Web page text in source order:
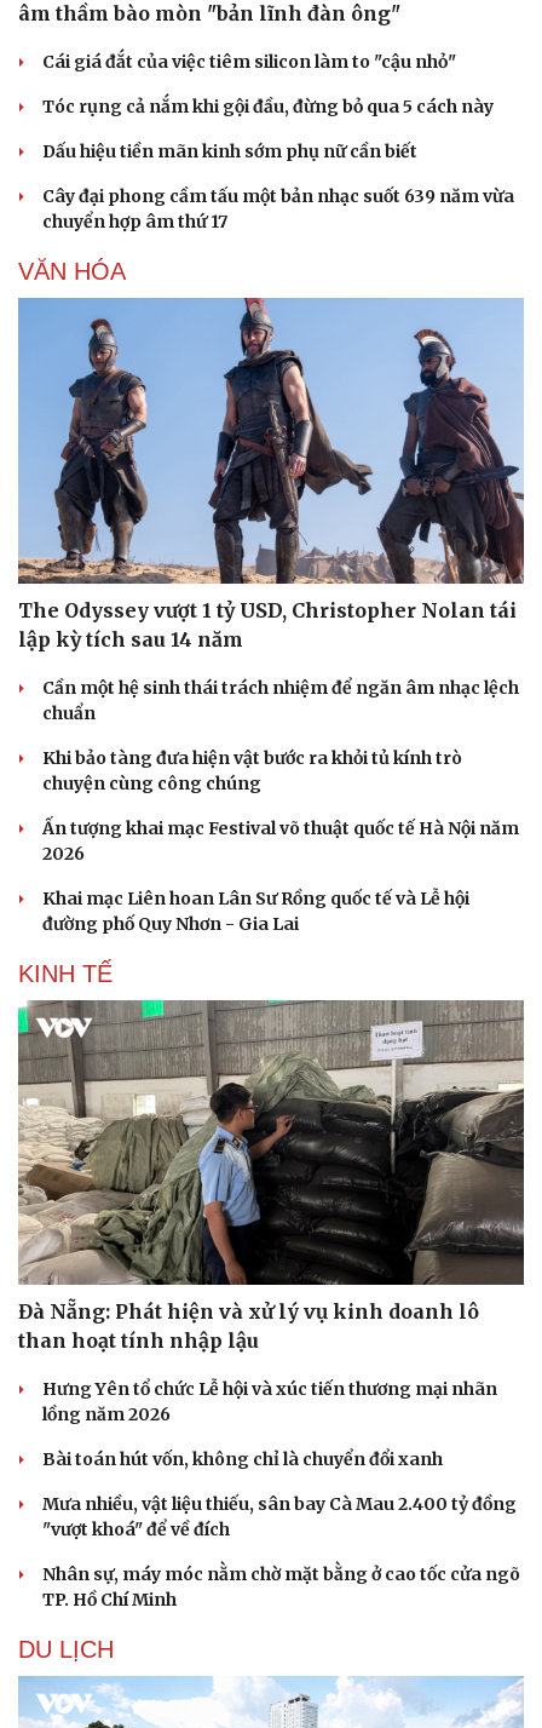
Dinh dưỡng - món ngon
Cây thuốc
Sản phụ khoa
Nhi khoa
Làm đẹp - giảm cân
Phòng mạch online
Nhà đẹp
Tình yêu - Gia đình
âm thầm bào mòn "bản lĩnh đàn ông"
Cái giá đắt của việc tiêm silicon làm to "cậu nhỏ"
Tóc rụng cả nắm khi gội đầu, đừng bỏ qua 5 cách này
Dấu hiệu tiền mãn kinh sớm phụ nữ cần biết
Cây đại phong cầm tấu một bản nhạc suốt 639 năm vừa
chuyển hợp âm thứ 17
VĂN HÓA
The Odyssey vượt 1 tỷ USD, Christopher Nolan tái
lập kỳ tích sau 14 năm
Cần một hệ sinh thái trách nhiệm để ngăn âm nhạc lệch
chuẩn
Khi bảo tàng đưa hiện vật bước ra khỏi tủ kính trò
chuyện cùng công chúng
Ấn tượng khai mạc Festival võ thuật quốc tế Hà Nội năm
2026
Khai mạc Liên hoan Lân Sư Rồng quốc tế và Lễ hội
đường phố Quy Nhơn - Gia Lai
KINH TẾ
Đà Nẵng: Phát hiện và xử lý vụ kinh doanh lô
than hoạt tính nhập lậu
Hưng Yên tổ chức Lễ hội và xúc tiến thương mại nhãn
lồng năm 2026
Bài toán hút vốn, không chỉ là chuyển đổi xanh
Mưa nhiều, vật liệu thiếu, sân bay Cà Mau 2.400 tỷ đồng
"vượt khoá" để về đích
Nhân sự, máy móc nằm chờ mặt bằng ở cao tốc cửa ngõ
TP. Hồ Chí Minh
DU LỊCH